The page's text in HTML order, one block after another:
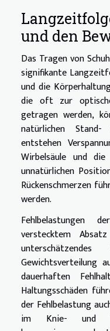
und den
Das Tragen von
signifikante
und die
die oft zur
getragen werden,
natürlichen
entstehen
Wirbelsäule und
unnatürlichen
Rückenschmerzen
werden.
Fehlbelastungen
verstecktem
Gewichtsverteilung
dauerhaften
Haltungsschäden
der Fehlbelastung
im Knie- und